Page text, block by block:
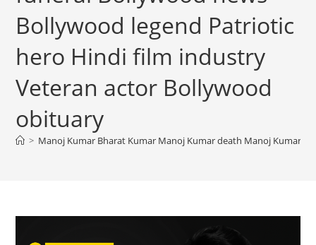
Bollywood legend Patriotic
hero Hindi film industry
Veteran actor Bollywood
obituary
> Manoj Kumar Bharat Kumar Manoj Kumar death Manoj Kumar